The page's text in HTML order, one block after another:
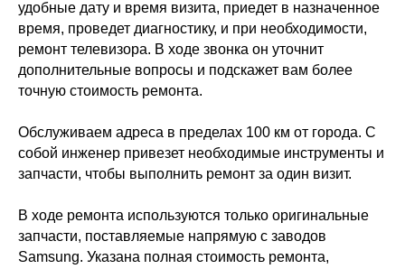
удобные дату и время визита, приедет в назначенное
время, проведет диагностику, и при необходимости,
ремонт телевизора. В ходе звонка он уточнит
дополнительные вопросы и подскажет вам более
точную стоимость ремонта.
Обслуживаем адреса в пределах 100 км от города. С
собой инженер привезет необходимые инструменты и
запчасти, чтобы выполнить ремонт за один визит.
В ходе ремонта используются только оригинальные
запчасти, поставляемые напрямую с заводов
Samsung. Указана полная стоимость ремонта,